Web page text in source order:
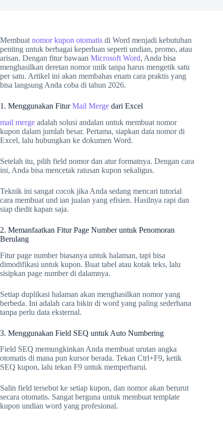
Membuat nomor kupon otomatis di Word menjadi kebutuhan
penting untuk berbagai keperluan seperti undian, promo, atau
arisan. Dengan fitur bawaan Microsoft Word, Anda bisa
menghasilkan deretan nomor unik tanpa harus mengetik satu
per satu. Artikel ini akan membahas enam cara praktis yang
bisa langsung Anda coba di tahun 2026.
1. Menggunakan FiturMail Merge dari Excel
mail merge adalah solusi andalan untuk membuat nomor
kupon dalam jumlah besar. Pertama, siapkan data nomor di
Excel, lalu hubungkan ke dokumen Word.
Setelah itu, pilih field nomor dan atur formatnya. Dengan cara
ini, Anda bisa mencetak ratusan kupon sekaligus.
Teknik ini sangat cocok jika Anda sedang mencari tutorial
cara membuat und ian jualan yang efisien. Hasilnya rapi dan
siap diedit kapan saja.
2. Memanfaatkan Fitur Page Number untuk Penomoran
Berulang
Fitur page number biasanya untuk halaman, tapi bisa
dimodifikasi untuk kupon. Buat tabel atau kotak teks, lalu
sisipkan page number di dalamnya.
Setiap duplikasi halaman akan menghasilkan nomor yang
berbeda. Ini adalah cara bikin di word yang paling sederhana
tanpa perlu data eksternal.
3. Menggunakan Field SEQ untuk Auto Numbering
Field SEQ memungkinkan Anda membuat urutan angka
otomatis di mana pun kursor berada. Tekan Ctrl+F9, ketik
SEQ kupon, lalu tekan F9 untuk memperbarui.
Salin field tersebut ke setiap kupon, dan nomor akan berurut
secara otomatis. Sangat berguna untuk membuat template
kupon undian word yang profesional.